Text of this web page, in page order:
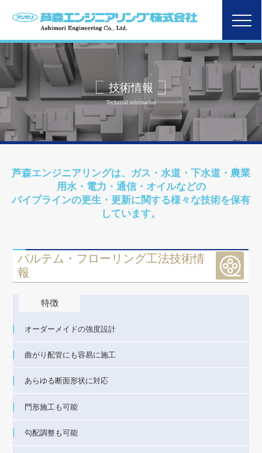
技術情報
Technical information
芦森エンジニアリングは、ガス・水道・下水道・農業
用水・電力・通信・オイルなどの
パイプラインの更生・更新に関する様々な技術を保有
しています。
パルテム・フローリング工法技術情
報
特徴
オーダーメイドの強度設計
曲がり配管にも容易に施工
あらゆる断面形状に対応
門形施工も可能
勾配調整も可能